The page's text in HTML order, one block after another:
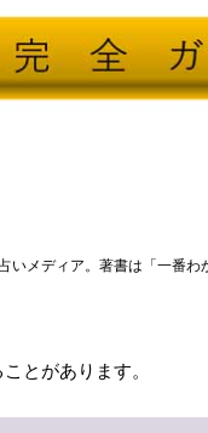
いメディア。著書は「一番わ
とがあります。